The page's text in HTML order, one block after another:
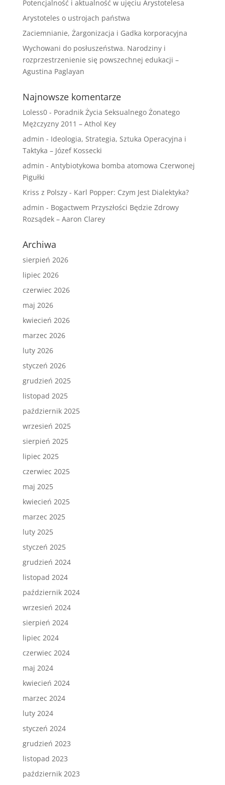
Potencjalność i aktualność w ujęciu Arystotelesa
Arystoteles o ustrojach państwa
Zaciemnianie, Żargonizacja i Gadka korporacyjna
Wychowani do posłuszeństwa. Narodziny i
rozprzestrzenienie się powszechnej edukacji –
Agustina Paglayan
Najnowsze komentarze
Loless0- Poradnik Życia Seksualnego Żonatego
Mężczyzny 2011 – Athol Key
admin - Ideologia, Strategia, Sztuka Operacyjna i
Taktyka – Józef Kossecki
admin - Antybiotykowa bomba atomowa Czerwonej
Pigułki
Kriss z Polszy- Karl Popper: Czym Jest Dialektyka?
admin - Bogactwem Przyszłości Będzie Zdrowy
Rozsądek – Aaron Clarey
Archiwa
sierpień 2026
lipiec 2026
czerwiec 2026
maj 2026
kwiecień 2026
marzec 2026
luty 2026
styczeń 2026
grudzień 2025
listopad 2025
październik 2025
wrzesień 2025
sierpień 2025
lipiec 2025
czerwiec 2025
maj 2025
kwiecień 2025
marzec 2025
luty 2025
styczeń 2025
grudzień 2024
listopad 2024
październik 2024
wrzesień 2024
sierpień 2024
lipiec 2024
czerwiec 2024
maj 2024
kwiecień 2024
marzec 2024
luty 2024
styczeń 2024
grudzień 2023
listopad 2023
październik 2023